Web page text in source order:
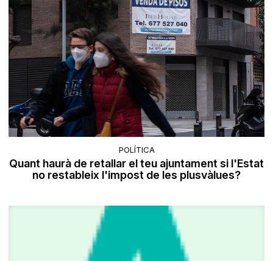
POLÍTICA
Quant haurà de retallar el teu ajuntament si l'Estat
no restableix l'impost de les plusvàlues?